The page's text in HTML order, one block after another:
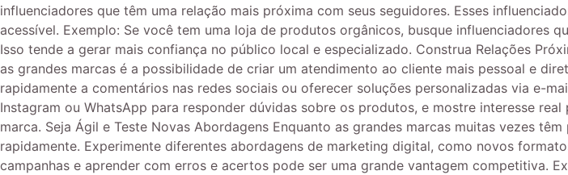
influenciadores que têm uma relação mais próxima com seus seguidores. Esses
acessível. Exemplo: Se você tem uma loja de produtos orgânicos, busque influenciadores
Isso tende a gerar mais confiança no público local e especializado. Construa Relações
as grandes marcas é a possibilidade de criar um atendimento ao cliente mais pessoal e
rapidamente a comentários nas redes sociais ou oferecer soluções personalizadas via e-
Instagram ou WhatsApp para responder dúvidas sobre os produtos, e mostre interesse
marca. Seja Ágil e Teste Novas Abordagens Enquanto as grandes marcas muitas vezes
rapidamente. Experimente diferentes abordagens de marketing digital, como novos
campanhas e aprender com erros e acertos pode ser uma grande vantagem competitiva.